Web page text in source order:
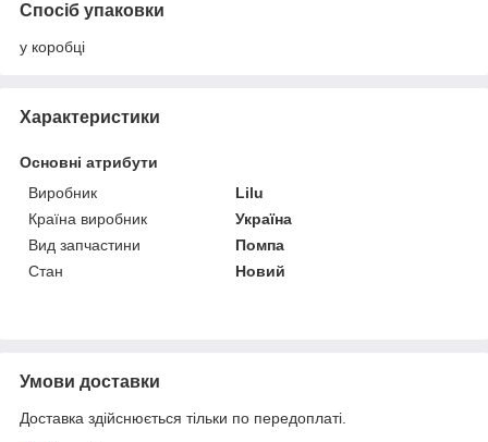
Спосіб упаковки
у коробці
Характеристики
Основні атрибути
Виробник
Lilu
Країна виробник
Україна
Вид запчастини
Помпа
Стан
Новий
Умови доставки
Доставка здійснюється тільки по передоплаті.